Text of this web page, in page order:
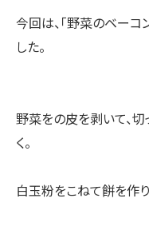
今回は、「野菜のベーコ
した。
野菜をの皮を剥いて、切
く。
白玉粉をこねて餅を作り